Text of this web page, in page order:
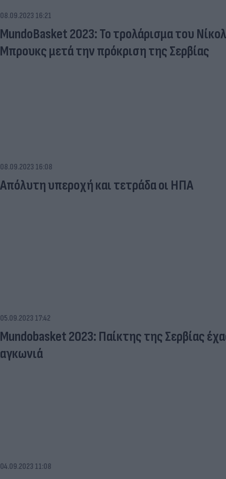
08.09.2023 16:21
MundoBasket 2023: Το τρολάρισμα του
Μπρουκς μετά την πρόκριση της Σερβίας
08.09.2023 16:08
Απόλυτη υπεροχή και τετράδα οι ΗΠΑ
05.09.2023 17:42
Mundobasket 2023: Παίκτης της Σερβίας
αγκωνιά
04.09.2023 11:08